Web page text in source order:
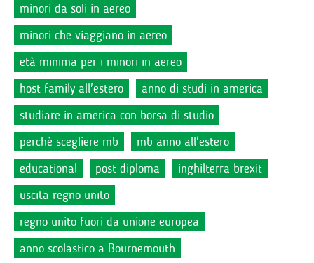
minori da soli in aereo
minori che viaggiano in aereo
età minima per i minori in aereo
host family all'estero
anno di studi in america
studiare in america con borsa di studio
perchè scegliere mb
mb anno all'estero
educational
post diploma
inghilterra brexit
uscita regno unito
regno unito fuori da unione europea
anno scolastico a Bournemouth